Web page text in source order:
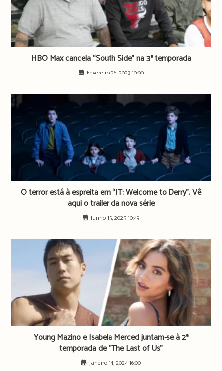
HBO Max cancela “South Side” na 3ª temporada
Fevereiro 26, 2023 10:00
O terror está à espreita em “IT: Welcome to Derry”. Vê
aqui o trailer da nova série
Junho 15, 2025 10:49
Young Mazino e Isabela Merced juntam-se à 2ª
temporada de “The Last of Us”
Janeiro 14, 2024 16:00